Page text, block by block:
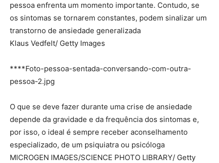
pessoa enfrenta um momento importante. Contudo, se
os sintomas se tornarem constantes, podem sinalizar um
transtorno de ansiedade generalizada
Klaus Vedfelt/ Getty Images
****Foto-pessoa-sentada-conversando-com-outra-
pessoa-2.jpg
O que se deve fazer durante uma crise de ansiedade
depende da gravidade e da frequência dos sintomas e,
por isso, o ideal é sempre receber aconselhamento
especializado, de um psiquiatra ou psicóloga
MICROGEN IMAGES/SCIENCE PHOTO LIBRARY/ Getty